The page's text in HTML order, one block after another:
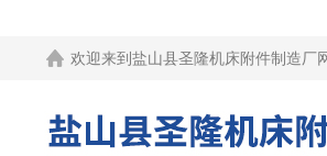
欢迎来到 盐山县圣隆机床附件制造厂